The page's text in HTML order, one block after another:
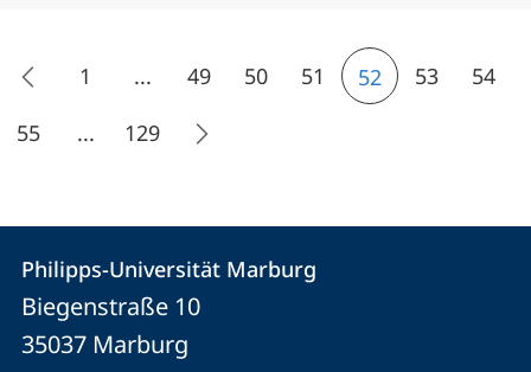
1 ... 49 50 51 52 53
54
55
... 129
Kontakt
und
Informationen
Kontaktinformationen
Philipps-
Universität
Philipps-Universität Marburg
Biegenstraße 10
35037 Marburg